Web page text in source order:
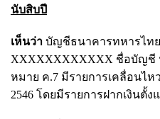
นับสิบปี
เห็นว่า บัญชีธนาคารทหารไท
XXXXXXXXXXXX ชื่อบัญชี
หมาย ค.7 มีรายการเคลื่อนไ
2546 โดยมีรายการฝากเงินตั้ง